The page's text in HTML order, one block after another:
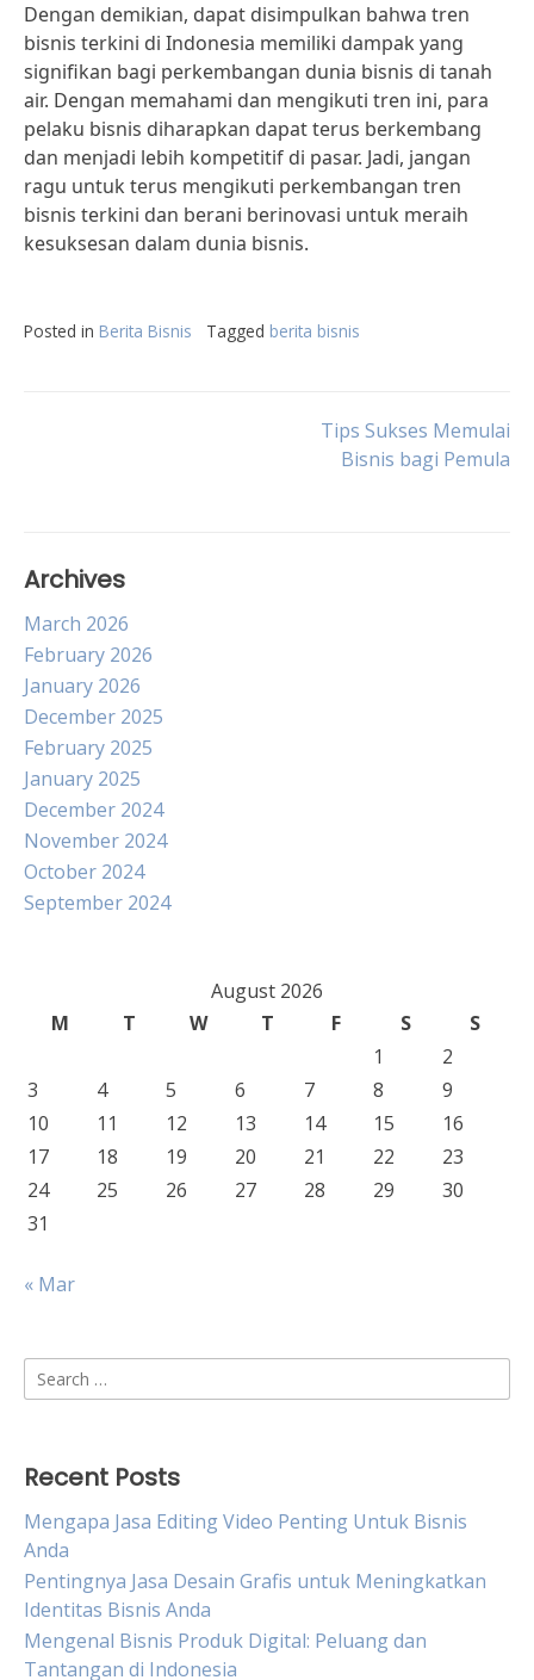
Dengan demikian, dapat disimpulkan bahwa tren
bisnis terkini di Indonesia memiliki dampak yang
signifikan bagi perkembangan dunia bisnis di tanah
air. Dengan memahami dan mengikuti tren ini, para
pelaku bisnis diharapkan dapat terus berkembang
dan menjadi lebih kompetitif di pasar. Jadi, jangan
ragu untuk terus mengikuti perkembangan tren
bisnis terkini dan berani berinovasi untuk meraih
kesuksesan dalam dunia bisnis.
Posted in Berita Bisnis Tagged berita bisnis
Tips Sukses Memulai
Bisnis bagi Pemula
Archives
March 2026
February 2026
January 2026
December 2025
February 2025
January 2025
December 2024
November 2024
October 2024
September 2024
August 2026
M
T W T F S
S
1
2
3
4 5 6 7 8
9
10
11 12 13 14 15
16
17
18 19 20 21 22
23
24
25 26 27 28 29
30
31
« Mar
Search
for:
Recent Posts
Mengapa Jasa Editing Video Penting Untuk Bisnis
Anda
Pentingnya Jasa Desain Grafis untuk Meningkatkan
Identitas Bisnis Anda
Mengenal Bisnis Produk Digital: Peluang dan
Tantangan di Indonesia